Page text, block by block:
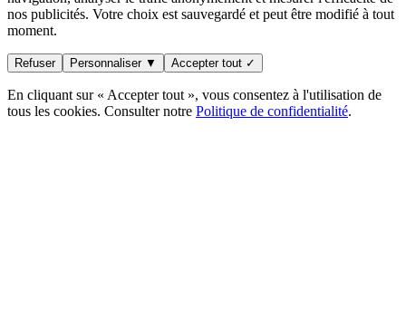
nos publicités. Votre choix est sauvegardé et peut être modifié à tout
moment.
Refuser Personnaliser ▼ Accepter tout ✓
En cliquant sur « Accepter tout », vous consentez à l'utilisation de
tous les cookies. Consulter notre Politique de confidentialité.